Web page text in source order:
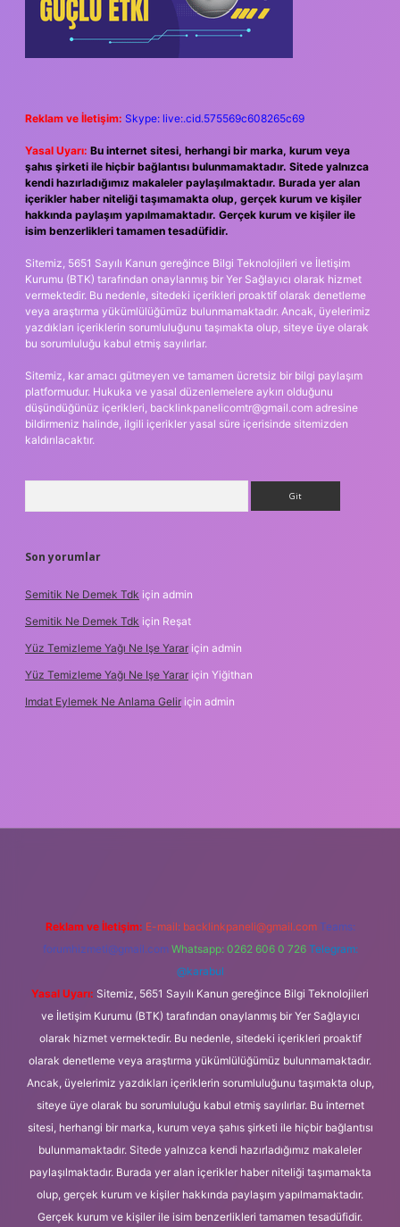
Reklam ve İletişim: Skype: live:.cid.575569c608265c69
Yasal Uyarı: Bu internet sitesi, herhangi bir marka, kurum veya
şahıs şirketi ile hiçbir bağlantısı bulunmamaktadır. Sitede yalnızca
kendi hazırladığımız makaleler paylaşılmaktadır. Burada yer alan
içerikler haber niteliği taşımamakta olup, gerçek kurum ve kişiler
hakkında paylaşım yapılmamaktadır. Gerçek kurum ve kişiler ile
isim benzerlikleri tamamen tesadüfidir.
Sitemiz, 5651 Sayılı Kanun gereğince Bilgi Teknolojileri ve İletişim
Kurumu (BTK) tarafından onaylanmış bir Yer Sağlayıcı olarak hizmet
vermektedir. Bu nedenle, sitedeki içerikleri proaktif olarak denetleme
veya araştırma yükümlülüğümüz bulunmamaktadır. Ancak, üyelerimiz
yazdıkları içeriklerin sorumluluğunu taşımakta olup, siteye üye olarak
bu sorumluluğu kabul etmiş sayılırlar.
Sitemiz, kar amacı gütmeyen ve tamamen ücretsiz bir bilgi paylaşım
platformudur. Hukuka ve yasal düzenlemelere aykırı olduğunu
düşündüğünüz içerikleri, backlinkpanelicomtr@gmail.com adresine
bildirmeniz halinde, ilgili içerikler yasal süre içerisinde sitemizden
kaldırılacaktır.
Son yorumlar
Semitik Ne Demek Tdk için admin
Semitik Ne Demek Tdk için Reşat
Yüz Temizleme Yağı Ne Işe Yarar için admin
Yüz Temizleme Yağı Ne Işe Yarar için Yiğithan
Imdat Eylemek Ne Anlama Gelir için admin
Reklam ve İletişim: E-mail: backlinkpaneli@gmail.com Teams:
forumhizmeti@gmail.com Whatsapp: 0262 606 0 726 Telegram:
@karabul
Yasal Uyarı: Sitemiz, 5651 Sayılı Kanun gereğince Bilgi Teknolojileri
ve İletişim Kurumu (BTK) tarafından onaylanmış bir Yer Sağlayıcı
olarak hizmet vermektedir. Bu nedenle, sitedeki içerikleri proaktif
olarak denetleme veya araştırma yükümlülüğümüz bulunmamaktadır.
Ancak, üyelerimiz yazdıkları içeriklerin sorumluluğunu taşımakta olup,
siteye üye olarak bu sorumluluğu kabul etmiş sayılırlar. Bu internet
sitesi, herhangi bir marka, kurum veya şahıs şirketi ile hiçbir bağlantısı
bulunmamaktadır. Sitede yalnızca kendi hazırladığımız makaleler
paylaşılmaktadır. Burada yer alan içerikler haber niteliği taşımamakta
olup, gerçek kurum ve kişiler hakkında paylaşım yapılmamaktadır.
Gerçek kurum ve kişiler ile isim benzerlikleri tamamen tesadüfidir.